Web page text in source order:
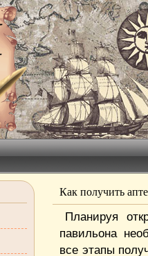
Как получить
Планируя
павильона
все этапы